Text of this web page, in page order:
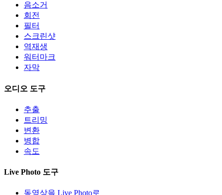
음소거
회전
필터
스크린샷
역재생
워터마크
자막
오디오 도구
추출
트리밍
변환
병합
속도
Live Photo 도구
동영상을 Live Photo로